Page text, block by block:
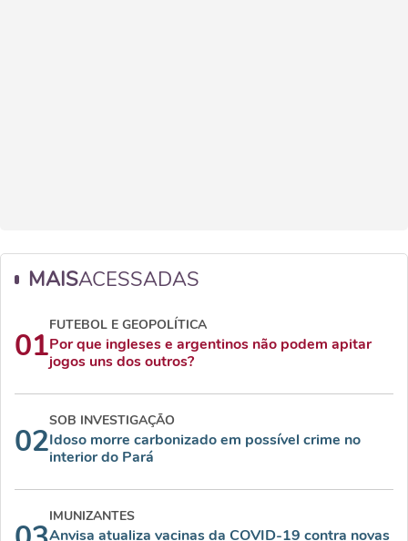
MAISACESSADAS
01
FUTEBOL E GEOPOLÍTICA
Por que ingleses e argentinos não podem apitar
jogos uns dos outros?
02
SOB INVESTIGAÇÃO
Idoso morre carbonizado em possível crime no
interior do Pará
IMUNIZANTES
Anvisa atualiza vacinas da COVID-19 contra novas